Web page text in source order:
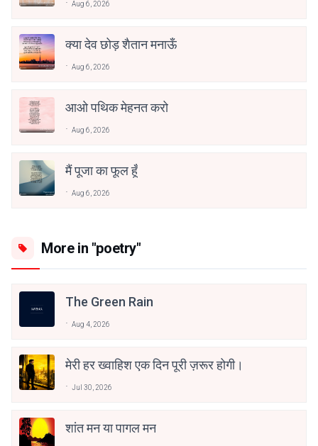
Aug 6, 2026
क्या देव छोड़ शैतान मनाऊँ
Aug 6, 2026
आओ पथिक मेहनत करो
Aug 6, 2026
मैं पूजा का फूल हूँ
Aug 6, 2026
More in "poetry"
The Green Rain
Aug 4, 2026
मेरी हर ख्वाहिश एक दिन पूरी ज़रूर होगी।
Jul 30, 2026
शांत मन या पागल मन